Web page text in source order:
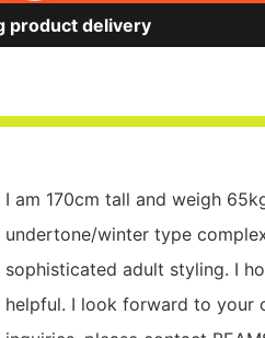
product delivery
I am 170cm tall and weigh
undertone/winter type
sophisticated adult styling. I
helpful. I look forward to your